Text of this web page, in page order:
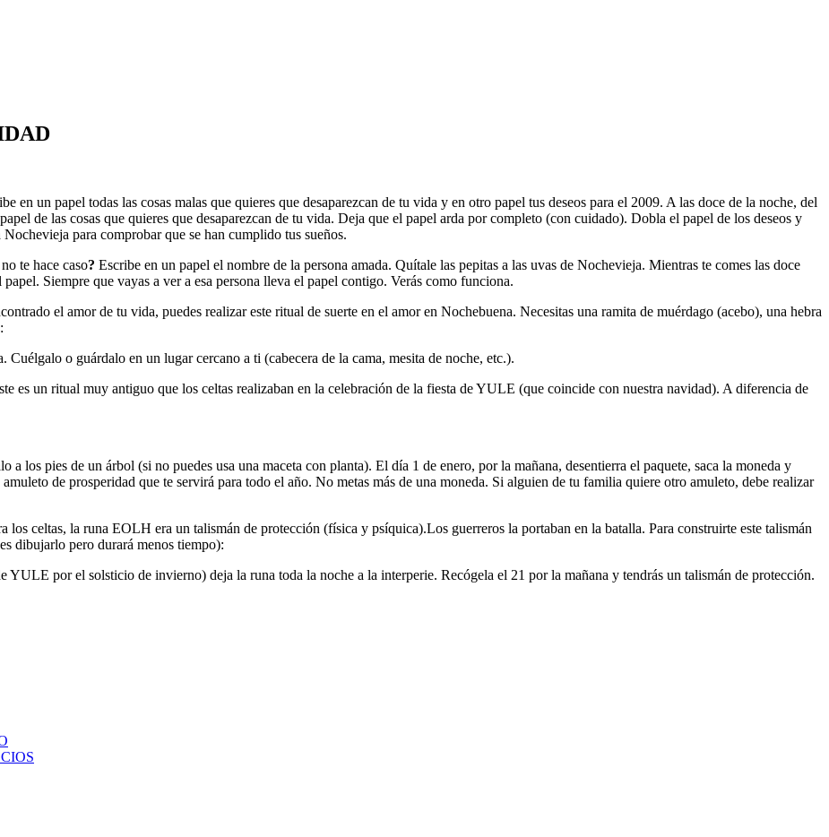
en un papel todas las cosas malas que quieres que desaparezcan de tu vida y en otro papel tus deseos para el 2009. A las doce de la noche, del
de las cosas que quieres que desaparezcan de tu vida. Deja que el papel arda por completo (con cuidado). Dobla el papel de los deseos y
para comprobar que se han cumplido tus sueños.
te hace caso? Escribe en un papel el nombre de la persona amada. Quítale las pepitas a las uvas de Nochevieja. Mientras te comes las doce
Siempre que vayas a ver a esa persona lleva el papel contigo. Verás como funciona.
el amor de tu vida, puedes realizar este ritual de suerte en el amor en Nochebuena. Necesitas una ramita de muérdago (acebo), una hebra
o guárdalo en un lugar cercano a ti (cabecera de la cama, mesita de noche, etc.).
es un ritual muy antiguo que los celtas realizaban en la celebración de la fiesta de YULE (que coincide con nuestra navidad). A diferencia de
los pies de un árbol (si no puedes usa una maceta con planta). El día 1 de enero, por la mañana, desentierra el paquete, saca la moneda y
de prosperidad que te servirá para todo el año. No metas más de una moneda. Si alguien de tu familia quiere otro amuleto, debe realizar
los celtas, la runa EOLH era un talismán de protección (física y psíquica).Los guerreros la portaban en la batalla. Para construirte este talismán
dibujarlo pero durará menos tiempo):
por el solsticio de invierno) deja la runa toda la noche a la interperie. Recógela el 21 por la mañana y tendrás un talismán de protección.